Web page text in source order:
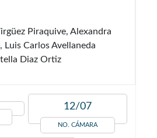
Piraquive, Alexandra
Carlos Avellaneda
Diaz Ortiz
12/07
NO. CÁMARA